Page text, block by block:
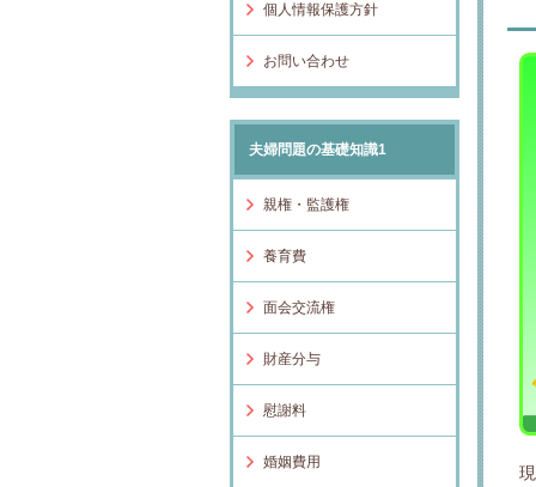
個人情報保護方針
お問い合わせ
夫婦問題の基礎知識1
親権・監護権
養育費
面会交流権
財産分与
慰謝料
婚姻費用